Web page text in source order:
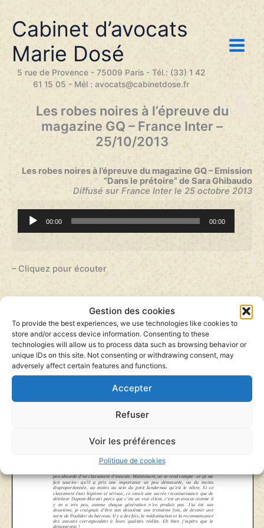
Gestion des cookies
To provide the best experiences, we use technologies like cookies to
store and/or access device information. Consenting to these
technologies will allow us to process data such as browsing behavior or
unique IDs on this site. Not consenting or withdrawing consent, may
adversely affect certain features and functions.
Accepter
Refuser
Voir les préférences
Politique de cookies
contenu
Cabinet d’avocats
Marie Dosé
5 rue de Provence - 75009 Paris - Tél.: (33) 1 42
61 15 05 - Mél : avocats@cabinetdose.fr
Les robes noires à l’épreuve du
magazine GQ – France Inter –
25/10/2013
Les robes noires à l’épreuve du magazine GQ – Emission
“Dans le prétoire” de Sara Ghibaudo
Diffusé sur France Inter le 25 octobre 2013
Lecteur
audio
00:00 00:00
– Cliquez pour écouter
Zoom 100%